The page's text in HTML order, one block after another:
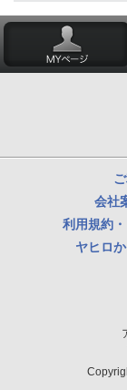
会社
利用規約
ヤヒロ